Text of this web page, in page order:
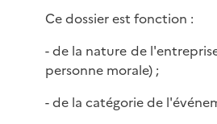
Ce dossier est fonction :
- de la nature de
personne morale) ;
- de la catégorie de